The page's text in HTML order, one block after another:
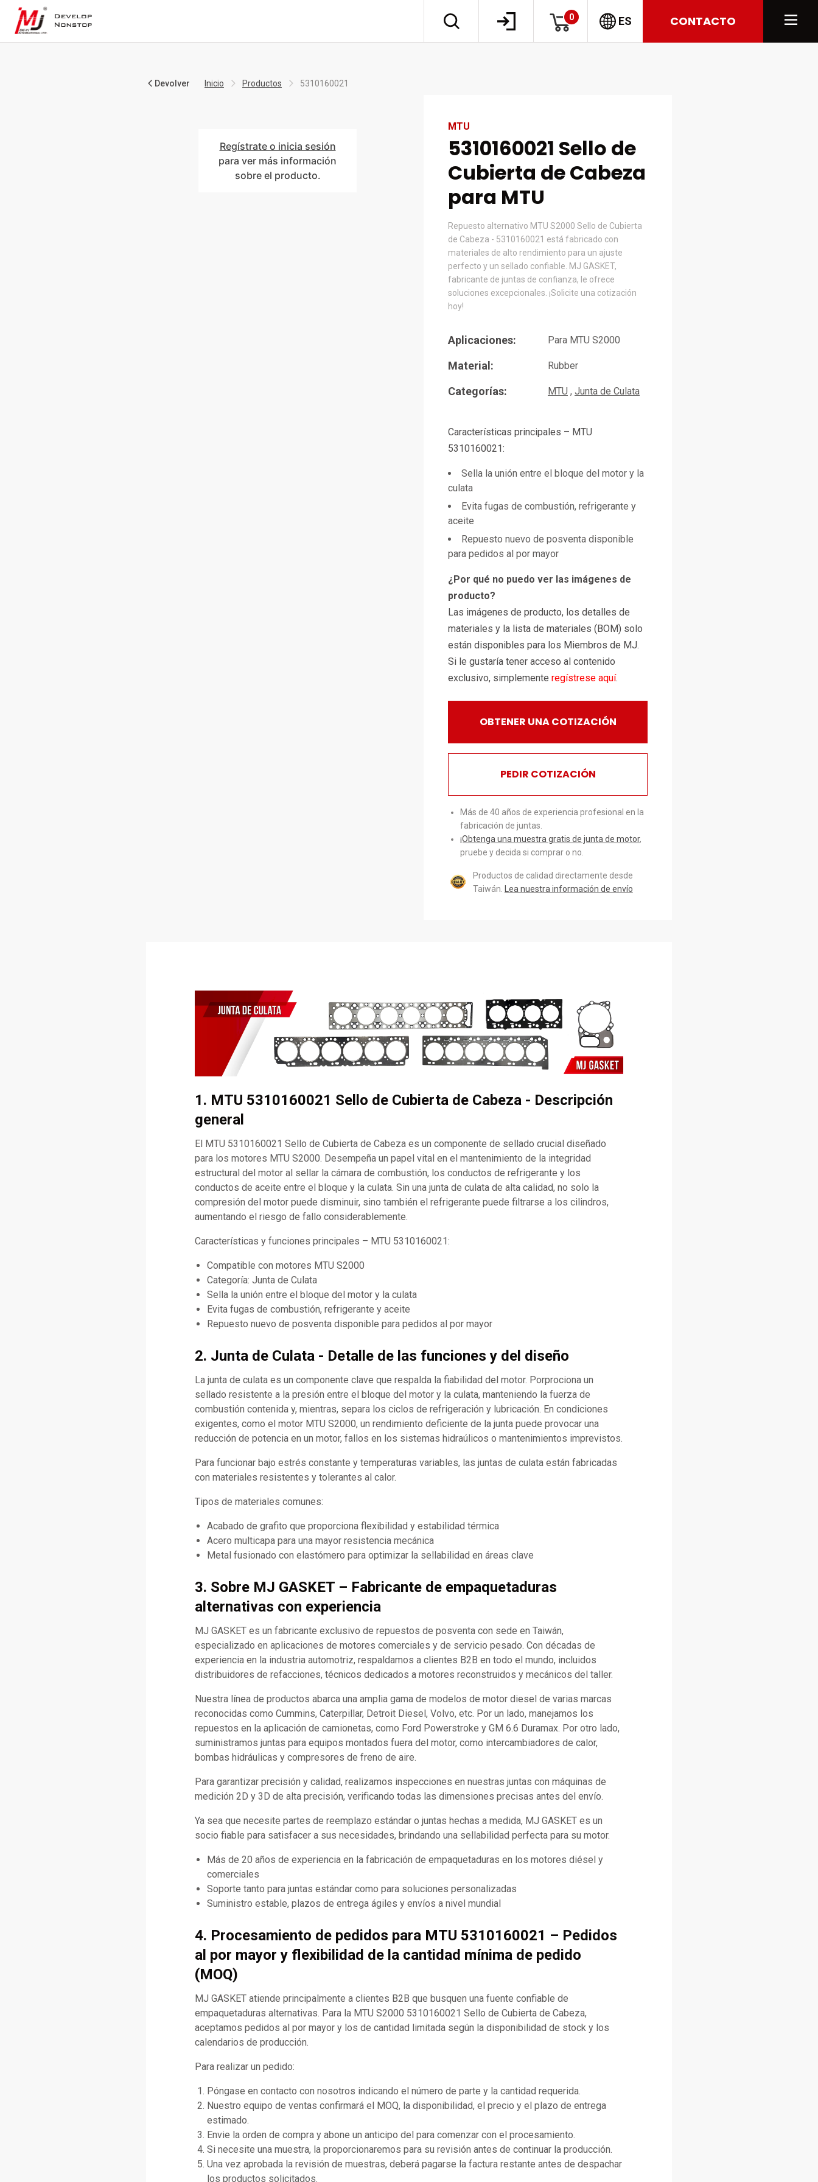
0 ES CONTACTO
Devolver Inicio Productos 5310160021
Regístrate o inicia sesión
para ver más información
sobre el producto.
MTU
5310160021 Sello de
Cubierta de Cabeza
para MTU
Repuesto alternativo MTU S2000 Sello de Cubierta
de Cabeza - 5310160021 está fabricado con
materiales de alto rendimiento para un ajuste
perfecto y un sellado confiable. MJ GASKET,
fabricante de juntas de confianza, le ofrece
soluciones excepcionales. ¡Solicite una cotización
hoy!
Aplicaciones: Para MTU S2000
Material: Rubber
Categorías: MTU Junta de Culata
Características principales – MTU
5310160021:
Sella la unión entre el bloque del motor y la
culata
Evita fugas de combustión, refrigerante y
aceite
Repuesto nuevo de posventa disponible
para pedidos al por mayor
¿Por qué no puedo ver las imágenes de
producto?
Las imágenes de producto, los detalles de
materiales y la lista de materiales (BOM) solo
están disponibles para los Miembros de MJ.
Si le gustaría tener acceso al contenido
exclusivo, simplemente regístrese aquí.
OBTENER UNA COTIZACIÓN
PEDIR COTIZACIÓN
Más de 40 años de experiencia profesional en la
fabricación de juntas.
¡Obtenga una muestra gratis de junta de motor,
pruebe y decida si comprar o no.
Productos de calidad directamente desde
Taiwán.
Lea nuestra información de envío
1. MTU 5310160021 Sello de Cubierta de Cabeza - Descripción
general
El MTU 5310160021 Sello de Cubierta de Cabeza es un componente de sellado crucial diseñado
para los motores MTU S2000. Desempeña un papel vital en el mantenimiento de la integridad
estructural del motor al sellar la cámara de combustión, los conductos de refrigerante y los
conductos de aceite entre el bloque y la culata. Sin una junta de culata de alta calidad, no solo la
compresión del motor puede disminuir, sino también el refrigerante puede filtrarse a los cilindros,
aumentando el riesgo de fallo considerablemente.
Características y funciones principales – MTU 5310160021:
Compatible con motores MTU S2000
Categoría: Junta de Culata
Sella la unión entre el bloque del motor y la culata
Evita fugas de combustión, refrigerante y aceite
Repuesto nuevo de posventa disponible para pedidos al por mayor
2. Junta de Culata - Detalle de las funciones y del diseño
La junta de culata es un componente clave que respalda la fiabilidad del motor. Porprociona un
sellado resistente a la presión entre el bloque del motor y la culata, manteniendo la fuerza de
combustión contenida y, mientras, separa los ciclos de refrigeración y lubricación. En condiciones
exigentes, como el motor MTU S2000, un rendimiento deficiente de la junta puede provocar una
reducción de potencia en un motor, fallos en los sistemas hidraúlicos o mantenimientos imprevistos.
Para funcionar bajo estrés constante y temperaturas variables, las juntas de culata están fabricadas
con materiales resistentes y tolerantes al calor.
Tipos de materiales comunes:
Acabado de grafito que proporciona flexibilidad y estabilidad térmica
Acero multicapa para una mayor resistencia mecánica
Metal fusionado con elastómero para optimizar la sellabilidad en áreas clave
3. Sobre MJ GASKET – Fabricante de empaquetaduras
alternativas con experiencia
MJ GASKET es un fabricante exclusivo de repuestos de posventa con sede en Taiwán,
especializado en aplicaciones de motores comerciales y de servicio pesado. Con décadas de
experiencia en la industria automotriz, respaldamos a clientes B2B en todo el mundo, incluidos
distribuidores de refacciones, técnicos dedicados a motores reconstruidos y mecánicos del taller.
Nuestra línea de productos abarca una amplia gama de modelos de motor diesel de varias marcas
reconocidas como Cummins, Caterpillar, Detroit Diesel, Volvo, etc. Por un lado, manejamos los
repuestos en la aplicación de camionetas, como Ford Powerstroke y GM 6.6 Duramax. Por otro lado,
suministramos juntas para equipos montados fuera del motor, como intercambiadores de calor,
bombas hidráulicas y compresores de freno de aire.
Para garantizar precisión y calidad, realizamos inspecciones en nuestras juntas con máquinas de
medición 2D y 3D de alta precisión, verificando todas las dimensiones precisas antes del envío.
Ya sea que necesite partes de reemplazo estándar o juntas hechas a medida, MJ GASKET es un
socio fiable para satisfacer a sus necesidades, brindando una sellabilidad perfecta para su motor.
Más de 20 años de experiencia en la fabricación de empaquetaduras en los motores diésel y
comerciales
Soporte tanto para juntas estándar como para soluciones personalizadas
Suministro estable, plazos de entrega ágiles y envíos a nivel mundial
4. Procesamiento de pedidos para MTU 5310160021 – Pedidos
al por mayor y flexibilidad de la cantidad mínima de pedido
(MOQ)
MJ GASKET atiende principalmente a clientes B2B que busquen una fuente confiable de
empaquetaduras alternativas. Para la MTU S2000 5310160021 Sello de Cubierta de Cabeza,
aceptamos pedidos al por mayor y los de cantidad limitada según la disponibilidad de stock y los
calendarios de producción.
Para realizar un pedido:
Póngase en contacto con nosotros indicando el número de parte y la cantidad requerida.
Nuestro equipo de ventas confirmará el MOQ, la disponibilidad, el precio y el plazo de entrega
estimado.
Envie la orden de compra y abone un anticipo del para comenzar con el procesamiento.
Si necesite una muestra, la proporcionaremos para su revisión antes de continuar la producción.
Una vez aprobada la revisión de muestras, deberá pagarse la factura restante antes de despachar
los productos solicitados.